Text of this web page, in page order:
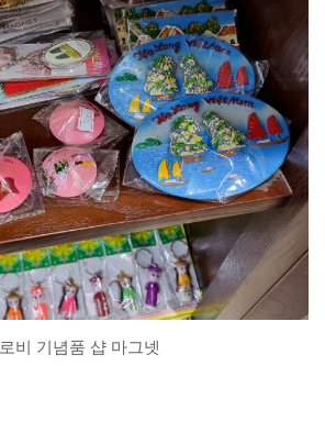
로비 기념품 샵 마그넷